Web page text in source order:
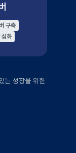
구축
화
는 성장을 위한